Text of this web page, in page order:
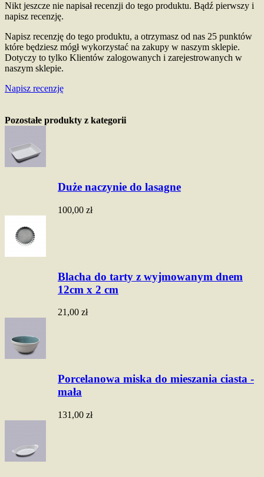
Nikt jeszcze nie napisał recenzji do tego produktu. Bądź pierwszy i
napisz recenzję.
Napisz recenzję do tego produktu, a otrzymasz od nas 25 punktów
które będziesz mógł wykorzystać na zakupy w naszym sklepie.
Dotyczy to tylko Klientów zalogowanych i zarejestrowanych w
naszym sklepie.
Napisz recenzję
Pozostałe produkty z kategorii
Duże naczynie do lasagne
100,00 zł
Blacha do tarty z wyjmowanym dnem
12cm x 2 cm
21,00 zł
Porcelanowa miska do mieszania ciasta -
mała
131,00 zł